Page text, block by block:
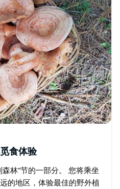
食体验
林”节的一部分。 您将乘坐
的地区，体验最佳的野外植